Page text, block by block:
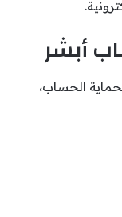
أبشر
الحساب،